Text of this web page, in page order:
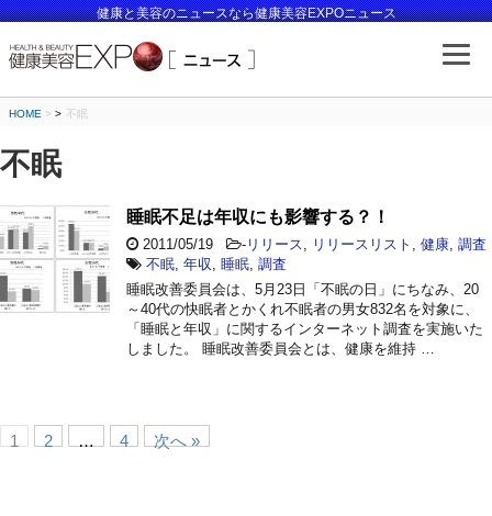
健康と美容のニュースなら健康美容EXPOニュース
HOME > 不眠
不眠
睡眠不足は年収にも影響する？！
2011/05/19 - リリース リリースリスト 健康 調査
不眠 年収 睡眠 調査
睡眠改善委員会は、5月23日「不眠の日」にちなみ、20
～40代の快眠者とかくれ不眠者の男女832名を対象に、
「睡眠と年収」に関するインターネット調査を実施いた
しました。 睡眠改善委員会とは、健康を維持 …
1 2 … 4 次へ »